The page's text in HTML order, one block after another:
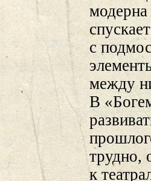
модерна
с
между
В
трудно,
к